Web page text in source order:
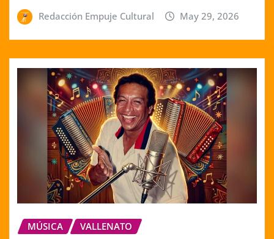
Redacción Empuje Cultural May 29, 2026
MÚSICA VALLENATO